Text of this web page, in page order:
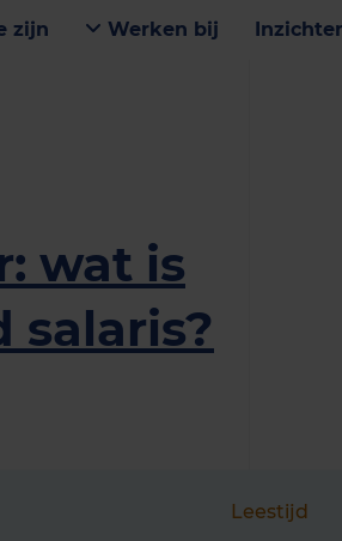
zijn Werken bij
wat is
salaris?
Leestijd